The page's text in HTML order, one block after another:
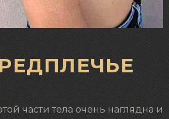
части тела очень наглядна и